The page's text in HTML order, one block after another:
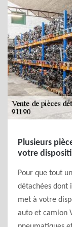
Plusieurs
votre
Pour que tout
détachées dont
met à votre
auto et camion